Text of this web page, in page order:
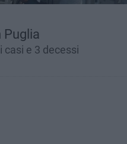
Puglia
casi e 3 decessi